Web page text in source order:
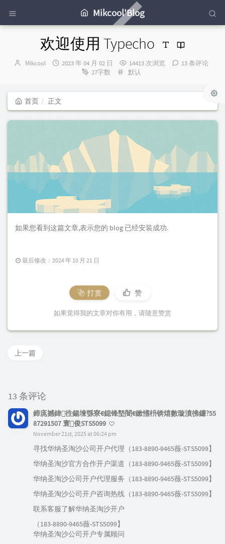
Mikcool'Blog
欢迎使用 Typecho
博
Mikcool
发
2023 年 04 月 02 日 14413 次浏览
13 条评论
27字数
分
默认
首页 正文
如果您看到这篇文章,表示您的 blog 已经安装成功.
最后修改：2024 年 10 月 21 日
打赏 赞
如果觉得我的文章对你有用，请随意赞赏
上一篇
13 条评论
鍗庣撼鍏徃鍚堜綔寮€鎴锋墍闇€鏉愭枡锛熺數璇濆彿鐮?55
87291507 寰俊STS5099
November 21st, 2025 at 06:24 pm
寻找华纳圣淘沙公司开户代理（183-8890-9465薇-STS5099】
华纳圣淘沙官方合作开户渠道（183-8890-9465薇-STS5099】
华纳圣淘沙公司开户代理服务（183-8890-9465薇-STS5099】
华纳圣淘沙公司开户咨询热线（183-8890-9465薇-STS5099】
联系客服了解华纳圣淘沙开户
（183-8890-9465薇-STS5099】
华纳圣淘沙公司开户专属顾问